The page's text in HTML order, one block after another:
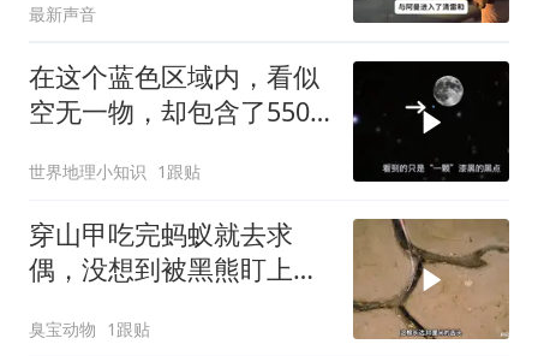
最新声音
在这个蓝色区域内，看似
空无一物，却包含了5500
世界地理小知识 1跟贴
穿山甲吃完蚂蚁就去求
偶，没想到被黑熊盯上
臭宝动物 1跟贴